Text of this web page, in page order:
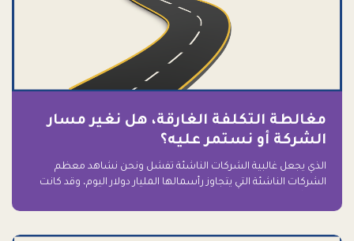
مغالطة التكلفة الغارقة، هل نغير مسار
الشركة أو نستمر عليه؟
الذي يجعل غالبية الشركات الناشئة تفشل ونحن نشاهد معظم
الشركات الناشئة التي يتجاوز رأسمالها المليار دولار اليوم، وقد كانت